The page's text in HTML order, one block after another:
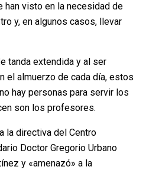
han visto en la necesidad de
y, en algunos casos, llevar
tanda extendida y al ser
el almuerzo de cada día, estos
hay personas para servir los
son los profesores.
la directiva del Centro
Doctor Gregorio Urbano
y «amenazó» a la